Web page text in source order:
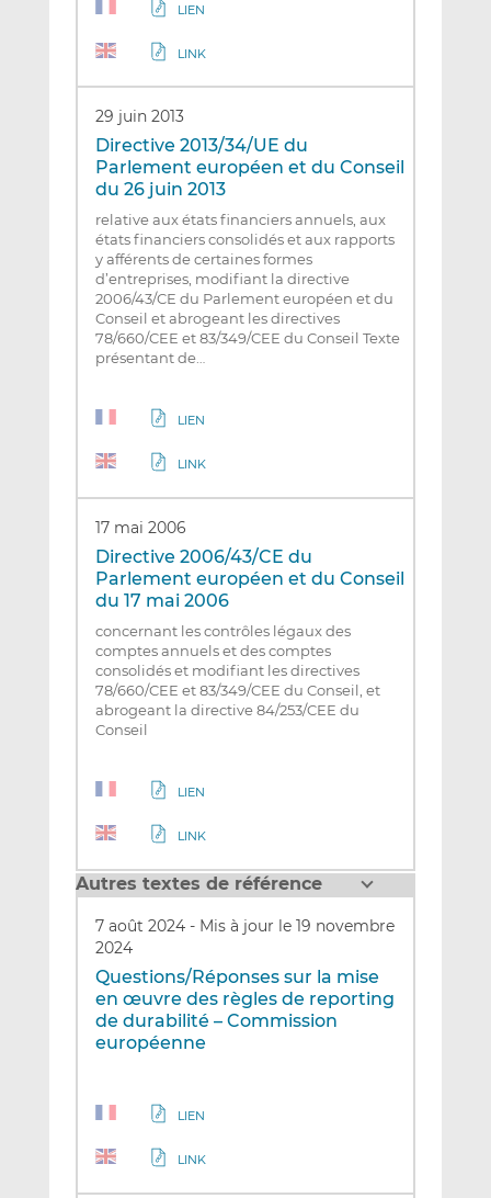
LIEN
LINK
29 juin 2013
Directive 2013/34/UE du
Parlement européen et du Conseil
du 26 juin 2013
relative aux états financiers annuels, aux
états financiers consolidés et aux rapports
y afférents de certaines formes
d’entreprises, modifiant la directive
2006/43/CE du Parlement européen et du
Conseil et abrogeant les directives
78/660/CEE et 83/349/CEE du Conseil Texte
présentant de…
LIEN
LINK
17 mai 2006
Directive 2006/43/CE du
Parlement européen et du Conseil
du 17 mai 2006
concernant les contrôles légaux des
comptes annuels et des comptes
consolidés et modifiant les directives
78/660/CEE et 83/349/CEE du Conseil, et
abrogeant la directive 84/253/CEE du
Conseil
LIEN
LINK
Autres textes de référence
7 août 2024 - Mis à jour le 19 novembre
2024
Questions/Réponses sur la mise
en œuvre des règles de reporting
de durabilité – Commission
européenne
LIEN
LINK